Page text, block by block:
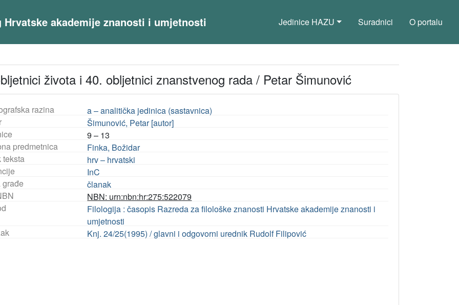
akademije znanosti i umjetnosti Jedinice HAZU Suradnici O portalu
života i 40. obljetnici znanstvenog rada / Petar Šimunović
razina
a – analitička jedinica (sastavnica)
Šimunović, Petar [autor]
9 – 13
predmetnica
Finka, Božidar
teksta
hrv – hrvatski
InC
građe
članak
NBN: urn:nbn:hr:275:522079
Filologija : časopis Razreda za filološke znanosti Hrvatske akademije znanosti i
umjetnosti
Knj. 24/25(1995) / glavni i odgovorni urednik Rudolf Filipović